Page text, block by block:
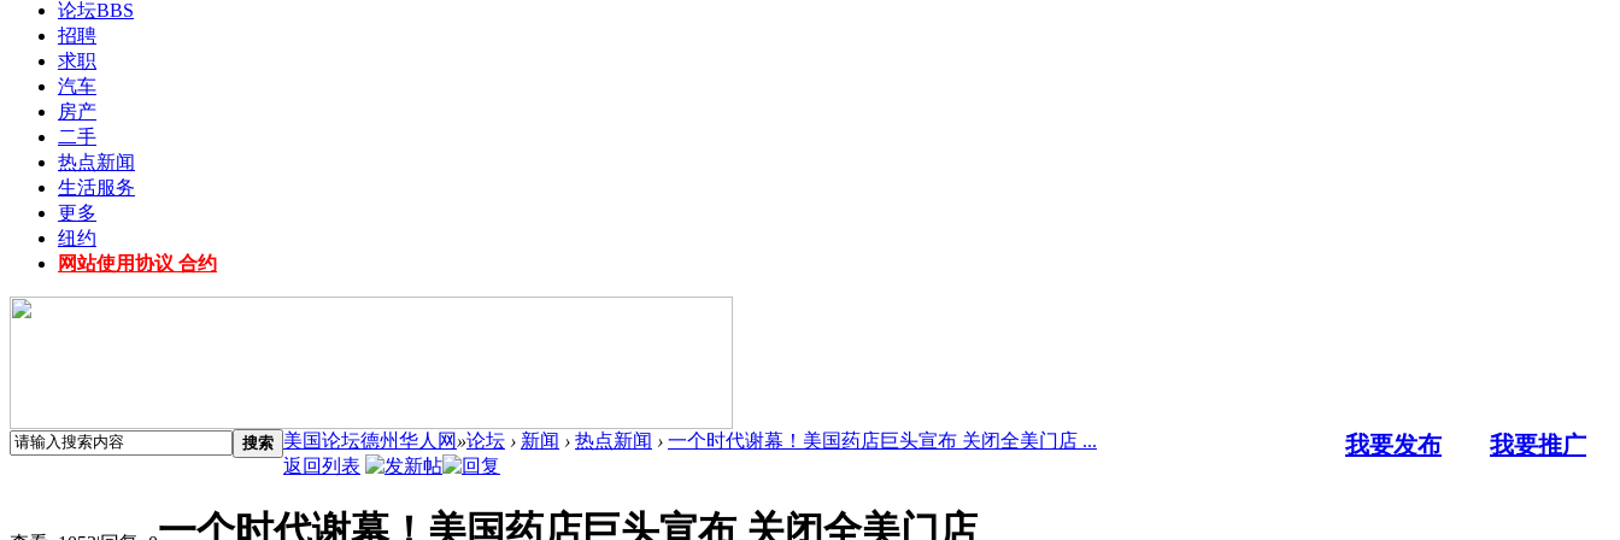
论坛BBS
招聘
求职
汽车
房产
二手
热点新闻
生活服务
更多
纽约
网站使用协议 合约
搜索 我要发布 我要推广
美国论坛德州华人网 »论坛 › 新闻 › 热点新闻 › 一个时代谢幕！美国药店巨头宣布 关闭全美门店 ...
返回列表
一个时代谢幕！美国药店巨头宣布 关闭全美门店